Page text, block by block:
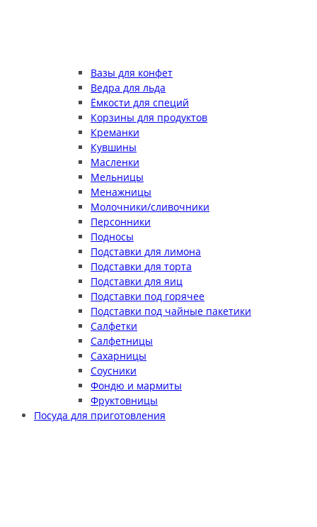
Вазы для конфет
Ведра для льда
Ёмкости для специй
Корзины для продуктов
Креманки
Кувшины
Масленки
Мельницы
Менажницы
Молочники/сливочники
Персонники
Подносы
Подставки для лимона
Подставки для торта
Подставки для яиц
Подставки под горячее
Подставки под чайные пакетики
Салфетки
Салфетницы
Сахарницы
Соусники
Фондю и мармиты
Фруктовницы
Посуда для приготовления